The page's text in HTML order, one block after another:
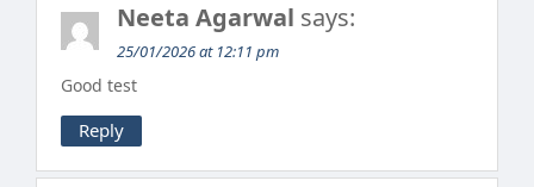
Neeta Agarwal says:
25/01/2026 at 12:11 pm
Good test
Reply